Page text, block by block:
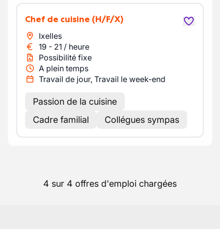
Chef de cuisine (H/F/X)
Ixelles
19 - 21 / heure
Possibilité fixe
A plein temps
Travail de jour, Travail le week-end
Passion de la cuisine
Cadre familial
Collégues sympas
4 sur 4 offres d'emploi chargées